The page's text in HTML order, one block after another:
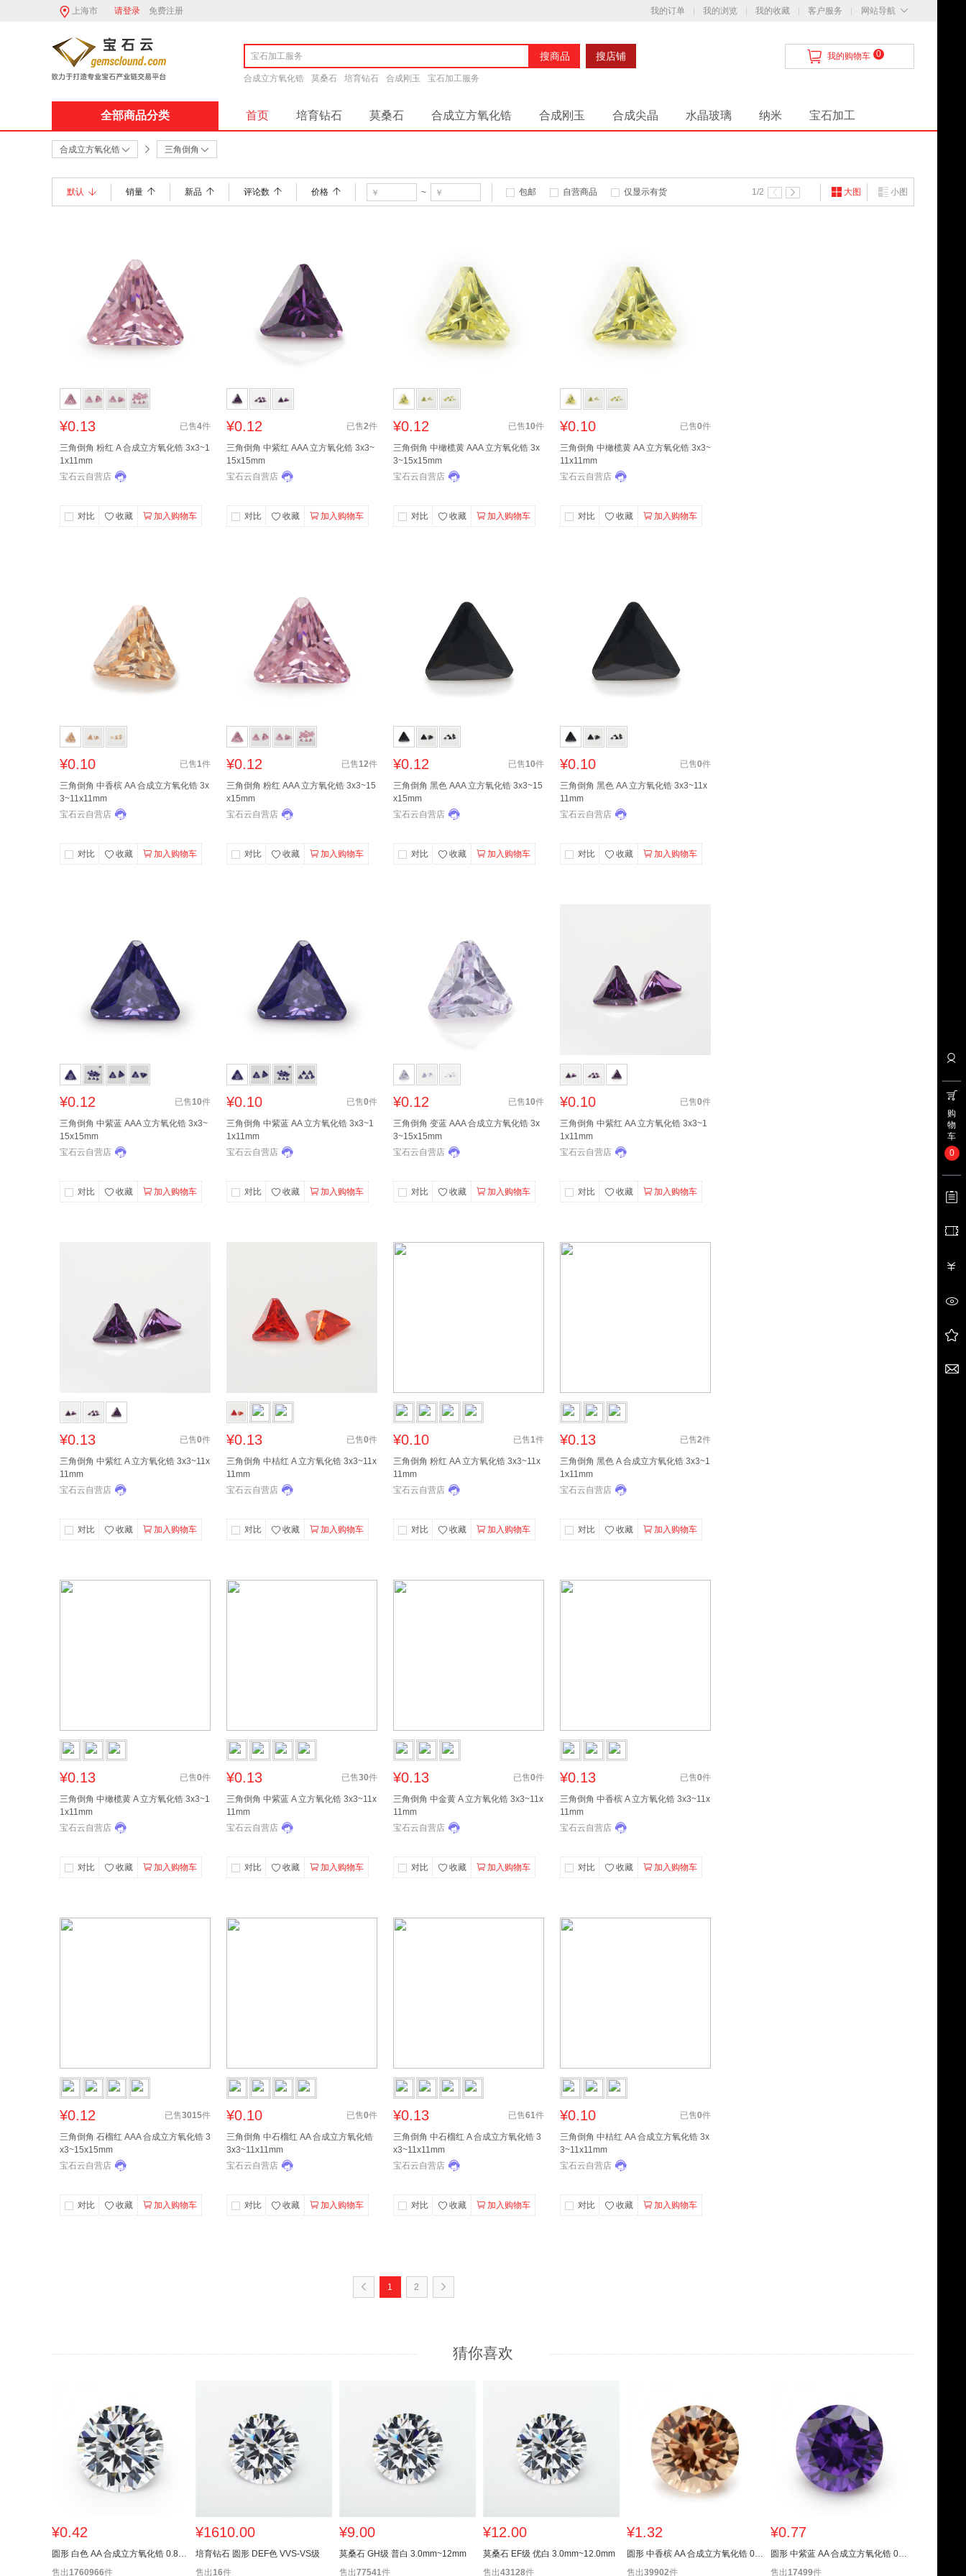
上海市 请登录 免费注册 我的订单 我的浏览 我的收藏 客户服务 网站导航
搜商品 搜店铺
合成立方氧化锆 莫桑石 培育钻石 合成刚玉 宝石加工服务
我的购物车 0
全部商品分类 首页 培育钻石 莫桑石 合成立方氧化锆 合成刚玉 合成尖晶 水晶玻璃 纳米 宝石加工
合成立方氧化锆 三角倒角
默认 销量 新品 评论数 价格 ~ 包邮 自营商品 仅显示有货 1/2 大图 小图
¥0.13 已售4件
三角倒角 粉红 A 合成立方氧化锆 3x3~1
1x11mm
宝石云自营店
对比 收藏 加入购物车
¥0.12 已售2件
三角倒角 中紫红 AAA 立方氧化锆 3x3~
15x15mm
宝石云自营店
对比 收藏 加入购物车
¥0.12 已售10件
三角倒角 中橄榄黄 AAA 立方氧化锆 3x
3~15x15mm
宝石云自营店
对比 收藏 加入购物车
¥0.10 已售0件
三角倒角 中橄榄黄 AA 立方氧化锆 3x3~
11x11mm
宝石云自营店
对比 收藏 加入购物车
¥0.10 已售1件
三角倒角 中香槟 AA 合成立方氧化锆 3x
3~11x11mm
宝石云自营店
对比 收藏 加入购物车
¥0.12 已售12件
三角倒角 粉红 AAA 立方氧化锆 3x3~15
x15mm
宝石云自营店
对比 收藏 加入购物车
¥0.12 已售10件
三角倒角 黑色 AAA 立方氧化锆 3x3~15
x15mm
宝石云自营店
对比 收藏 加入购物车
¥0.10 已售0件
三角倒角 黑色 AA 立方氧化锆 3x3~11x
11mm
宝石云自营店
对比 收藏 加入购物车
¥0.12 已售10件
三角倒角 中紫蓝 AAA 立方氧化锆 3x3~
15x15mm
宝石云自营店
对比 收藏 加入购物车
¥0.10 已售0件
三角倒角 中紫蓝 AA 立方氧化锆 3x3~1
1x11mm
宝石云自营店
对比 收藏 加入购物车
¥0.12 已售10件
三角倒角 变蓝 AAA 合成立方氧化锆 3x
3~15x15mm
宝石云自营店
对比 收藏 加入购物车
¥0.10 已售0件
三角倒角 中紫红 AA 立方氧化锆 3x3~1
1x11mm
宝石云自营店
对比 收藏 加入购物车
¥0.13 已售0件
三角倒角 中紫红 A 立方氧化锆 3x3~11x
11mm
宝石云自营店
对比 收藏 加入购物车
¥0.13 已售0件
三角倒角 中桔红 A 立方氧化锆 3x3~11x
11mm
宝石云自营店
对比 收藏 加入购物车
¥0.10 已售1件
三角倒角 粉红 AA 立方氧化锆 3x3~11x
11mm
宝石云自营店
对比 收藏 加入购物车
¥0.13 已售2件
三角倒角 黑色 A 合成立方氧化锆 3x3~1
1x11mm
宝石云自营店
对比 收藏 加入购物车
¥0.13 已售0件
三角倒角 中橄榄黄 A 立方氧化锆 3x3~1
1x11mm
宝石云自营店
对比 收藏 加入购物车
¥0.13 已售30件
三角倒角 中紫蓝 A 立方氧化锆 3x3~11x
11mm
宝石云自营店
对比 收藏 加入购物车
¥0.13 已售0件
三角倒角 中金黄 A 立方氧化锆 3x3~11x
11mm
宝石云自营店
对比 收藏 加入购物车
¥0.13 已售0件
三角倒角 中香槟 A 立方氧化锆 3x3~11x
11mm
宝石云自营店
对比 收藏 加入购物车
¥0.12 已售3015件
三角倒角 石榴红 AAA 合成立方氧化锆 3
x3~15x15mm
宝石云自营店
对比 收藏 加入购物车
¥0.10 已售0件
三角倒角 中石榴红 AA 合成立方氧化锆
3x3~11x11mm
宝石云自营店
对比 收藏 加入购物车
¥0.13 已售61件
三角倒角 中石榴红 A 合成立方氧化锆 3
x3~11x11mm
宝石云自营店
对比 收藏 加入购物车
¥0.10 已售0件
三角倒角 中桔红 AA 合成立方氧化锆 3x
3~11x11mm
宝石云自营店
对比 收藏 加入购物车
1 2
猜你喜欢
¥0.42
圆形 白色 AA 合成立方氧化锆 0.8~16mm
售出1760966件
¥1610.00
培育钻石 圆形 DEF色 VVS-VS级
售出16件
¥9.00
莫桑石 GH级 普白 3.0mm~12mm
售出77541件
¥12.00
莫桑石 EF级 优白 3.0mm~12.0mm
售出43128件
¥1.32
圆形 中香槟 AA 合成立方氧化锆 0.8~16mm
售出39902件
¥0.77
圆形 中紫蓝 AA 合成立方氧化锆 0.8~16mm
售出17499件
购
物
车
0